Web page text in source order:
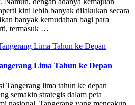
kini lebih banyak dilakukan secara
banyak kemudahan bagi para
termasuk …
Lima Tahun ke Depan
Tangerang lima tahun ke depan
semakin strategis dalam peta